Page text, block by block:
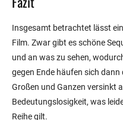
Insgesamt betrachtet lässt
Film. Zwar gibt es schöne
und an was zu sehen,
gegen Ende häufen sich
Großen und Ganzen versinkt
Bedeutungslosigkeit, was
Reihe gilt.